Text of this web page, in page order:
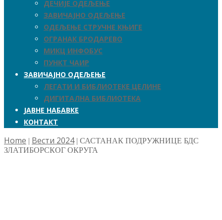
ДЕЧИЈЕ ОДЕЉЕЊЕ
ЗАВИЧАЈНО ОДЕЉЕЊЕ
ОДЕЉЕЊЕ СТРУЧНЕ КЊИГЕ
ОГРАНАК БРОДАРЕВО
МИКЦ ИНФОБУС
ПУНКТ ЧАИР
ЗАВИЧАЈНО ОДЕЉЕЊЕ
ЛЕГАТИ И БИБЛИОТЕКЕ ЦЕЛИНЕ
ДИГИТАЛНА БИБЛИОТЕКА
ЈАВНЕ НАБАВКЕ
КОНТАКТ
Home | Вести 2024 | САСТАНАК ПОДРУЖНИЦЕ БДС
ЗЛАТИБОРСКОГ ОКРУГА